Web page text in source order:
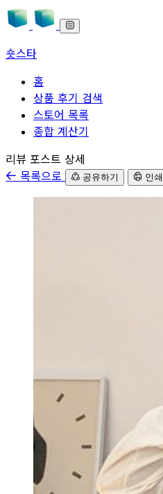
숏스타
홈
상품 후기 검색
스토어 목록
종합 계산기
본문으로 바로가기
리뷰 포스트 상세
목록으로
공유하기 인쇄